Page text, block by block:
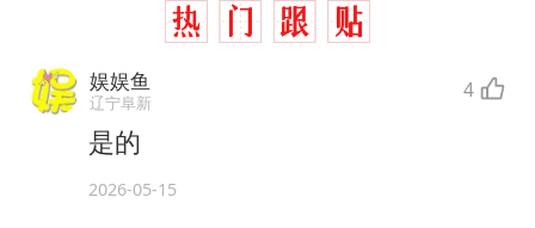
娱娱鱼
辽宁阜新 4
是的
2026-05-15